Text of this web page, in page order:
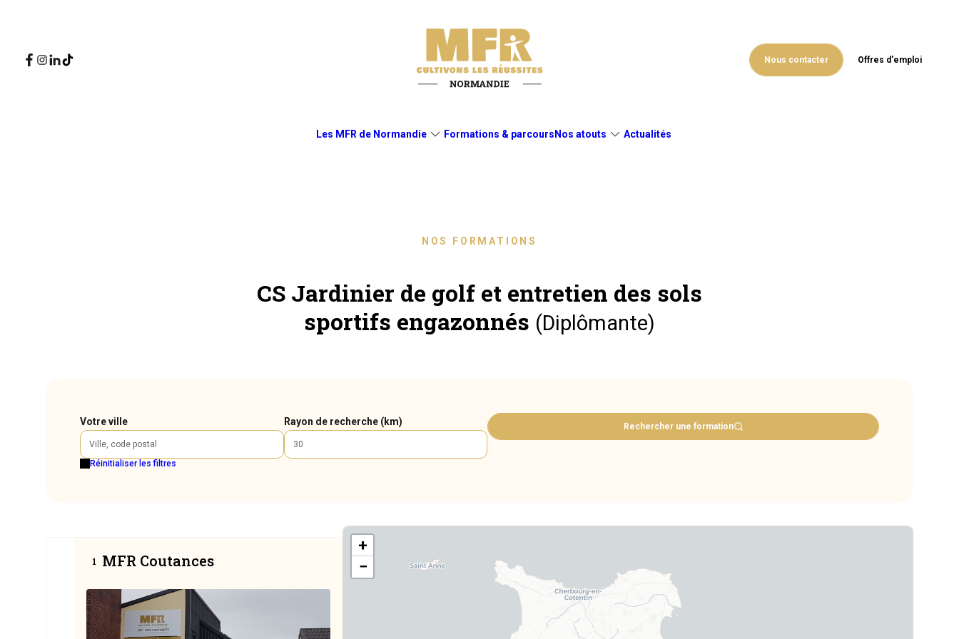
Les MFR de Normandie Formations & parcours Nos atouts Actualités
Nous contacter Offres d'emploi
NOS FORMATIONS
CS Jardinier de golf et entretien des sols
sportifs engazonnés (Diplômante)
Votre ville Rayon de recherche (km) Rechercher une formation
Réinitialiser les filtres
+
−
1 MFR Coutances